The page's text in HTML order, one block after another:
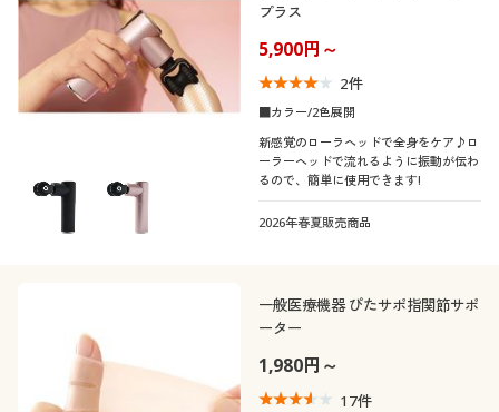
プラス
5,900円～
2件
■カラー/2色展開
新感覚のローラヘッドで全身をケア♪ロ
ーラーヘッドで流れるように振動が伝わ
るので、簡単に使用できます!
2026年春夏販売商品
一般医療機器 ぴたサポ指関節サポ
ーター
1,980円～
17件